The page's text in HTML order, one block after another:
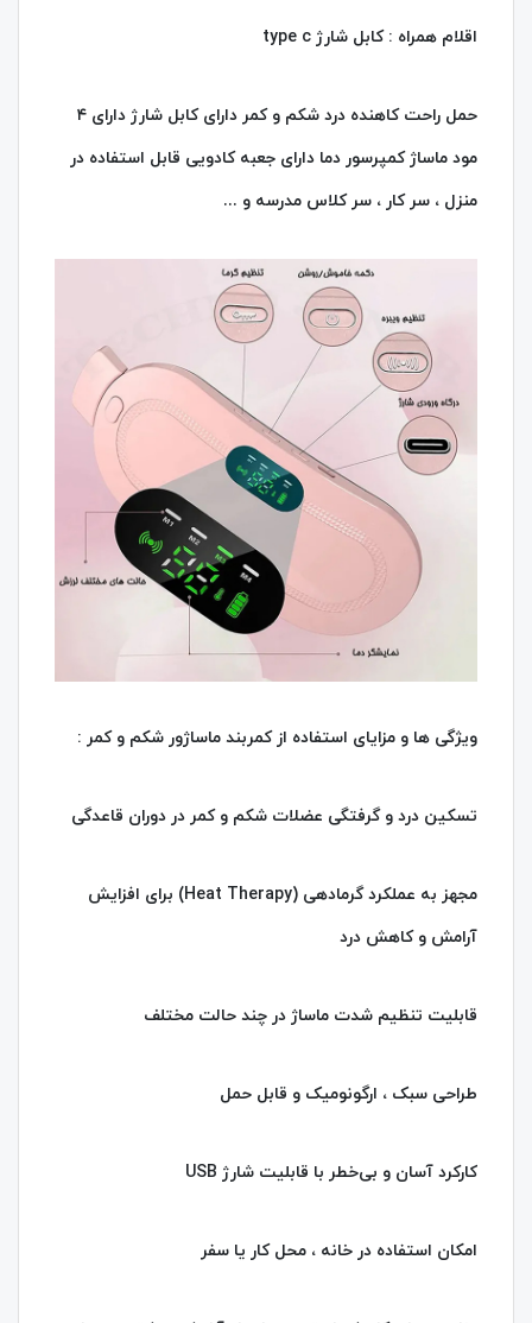
اقلام همراه : کابل شارژ type c
حمل راحت کاهنده درد شکم و کمر دارای کابل شارژ دارای ۴
مود ماساژ کمپرسور دما دارای جعبه کادویی قابل استفاده در
منزل ، سر کار ، سر کلاس مدرسه و ...
ویژگی‌ ها و مزایای استفاده از کمربند ماساژور شکم و کمر :
تسکین درد و گرفتگی عضلات شکم و کمر در دوران قاعدگی
مجهز به عملکرد گرمادهی (Heat Therapy) برای افزایش
آرامش و کاهش درد
قابلیت تنظیم شدت ماساژ در چند حالت مختلف
طراحی سبک ، ارگونومیک و قابل‌ حمل
کارکرد آسان و بی‌خطر با قابلیت شارژ USB
امکان استفاده در خانه ، محل کار یا سفر